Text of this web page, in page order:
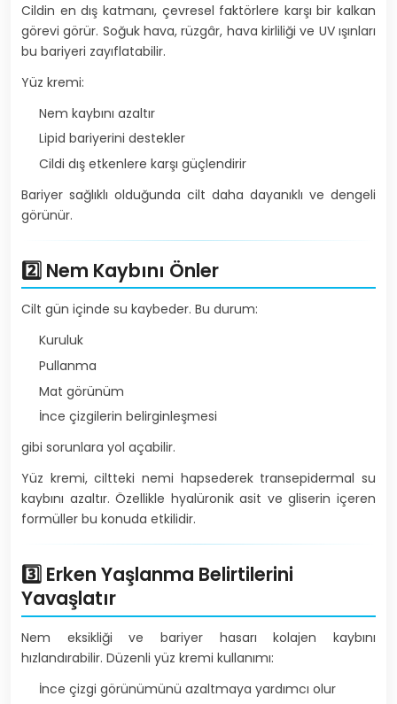
Cildin en dış katmanı, çevresel faktörlere karşı bir kalkan
görevi görür. Soğuk hava, rüzgâr, hava kirliliği ve UV ışınları
bu bariyeri zayıflatabilir.
Yüz kremi:
Nem kaybını azaltır
Lipid bariyerini destekler
Cildi dış etkenlere karşı güçlendirir
Bariyer sağlıklı olduğunda cilt daha dayanıklı ve dengeli
görünür.
2️⃣ Nem Kaybını Önler
Cilt gün içinde su kaybeder. Bu durum:
Kuruluk
Pullanma
Mat görünüm
İnce çizgilerin belirginleşmesi
gibi sorunlara yol açabilir.
Yüz kremi, ciltteki nemi hapsederek transepidermal su
kaybını azaltır. Özellikle hyalüronik asit ve gliserin içeren
formüller bu konuda etkilidir.
3️⃣ Erken Yaşlanma Belirtilerini
Yavaşlatır
Nem eksikliği ve bariyer hasarı kolajen kaybını
hızlandırabilir. Düzenli yüz kremi kullanımı:
İnce çizgi görünümünü azaltmaya yardımcı olur